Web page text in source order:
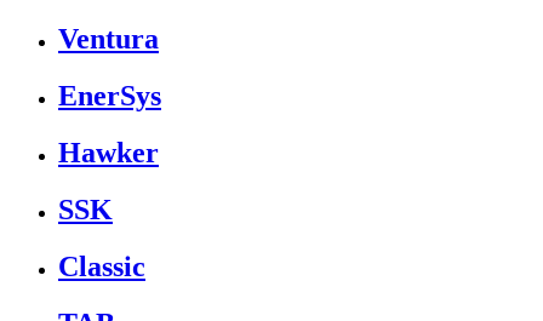
Ventura
EnerSys
Hawker
SSK
Classic